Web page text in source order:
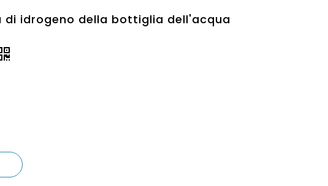
idrogeno della bottiglia dell'acqua